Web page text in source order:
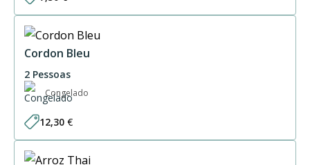
Cordon Bleu
2 Pessoas
Congelado
12,30 €